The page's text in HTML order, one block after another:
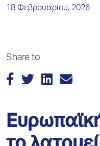
18 Φεβρουαρίου, 2026
Share to